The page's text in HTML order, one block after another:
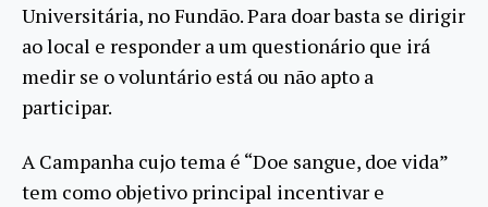
Universitária, no Fundão. Para doar basta se dirigir
ao local e responder a um questionário que irá
medir se o voluntário está ou não apto a
participar.
A Campanha cujo tema é “Doe sangue, doe vida”
tem como objetivo principal incentivar e